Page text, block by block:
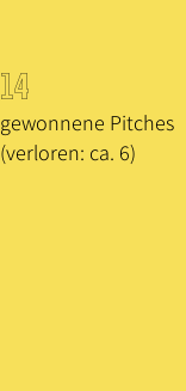
14
gewonnene Pitches
(verloren: ca. 6)